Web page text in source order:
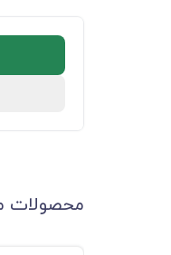
محصولات